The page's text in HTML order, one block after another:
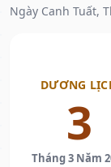
Ngày Canh Tuất,
DƯƠNG
3
Tháng 3 Năm